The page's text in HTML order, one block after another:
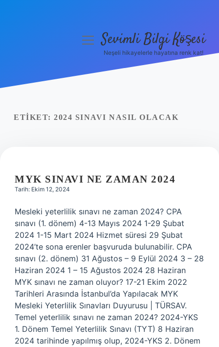
Yasal Uyarı
menüyüSevimli Bilgi Köşesi
Neşeli hikayelerle hayatına renk kat!
ETIKET: 2024 SINAVI NASIL OLACAK
MYK SINAVI NE ZAMAN 2024
Tarih: Ekim 12, 2024
Mesleki yeterlilik sınavı ne zaman 2024? CPA
sınavı (1. dönem) 4-13 Mayıs 2024 1-29 Şubat
2024 1-15 Mart 2024 Hizmet süresi 29 Şubat
2024’te sona erenler başvuruda bulunabilir. CPA
sınavı (2. dönem) 31 Ağustos – 9 Eylül 2024 3 – 28
Haziran 2024 1 – 15 Ağustos 2024 28 Haziran
MYK sınavı ne zaman oluyor? 17-21 Ekim 2022
Tarihleri ​​Arasında İstanbul’da Yapılacak MYK
Mesleki Yeterlilik Sınavları Duyurusu | TÜRSAV.
Temel yeterlilik sınavı ne zaman 2024? 2024-YKS
1. Dönem Temel Yeterlilik Sınavı (TYT) 8 Haziran
2024 tarihinde yapılmış olup, 2024-YKS 2. Dönem